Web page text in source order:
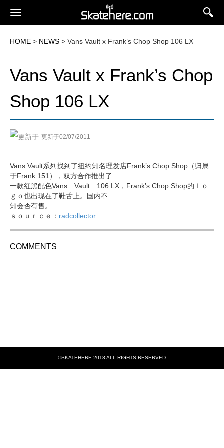
HOME > NEWS > Vans Vault x Frank’s Chop Shop 106 LX
Vans Vault x Frank’s Chop
Shop 106 LX
更新于02/07/2011
Vans Vault系列找到了纽约知名理发店Frank’s Chop Shop（归属
于Frank 151），双方合作推出了
一款红黑配色Vans Vault 106 LX，Frank’s Chop Shop的ｌｏ
ｇｏ也出现在了鞋舌上。国内不
知会否有售。
ｓｏｕｒｃｅ： radcollector
COMMENTS
©SKATEHERE 2018 ALL RIGHTS RESERVED